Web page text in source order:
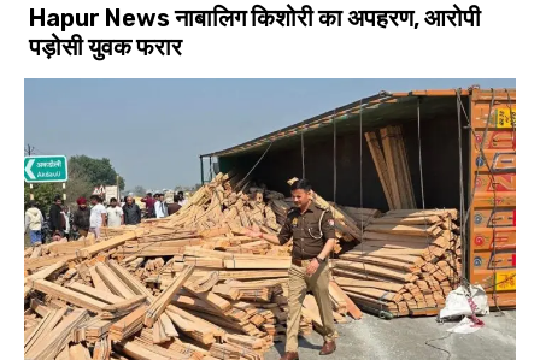
Hapur News नाबालिग किशोरी का अपहरण, आरोपी
पड़ोसी युवक फरार